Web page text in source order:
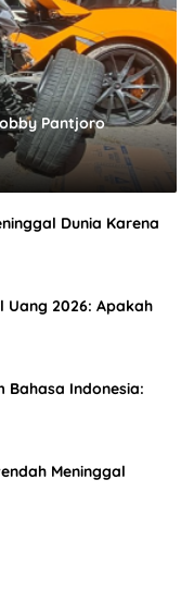
Pantjoro
Dunia Karena
Uang 2026: Apakah
Bahasa Indonesia:
Meninggal